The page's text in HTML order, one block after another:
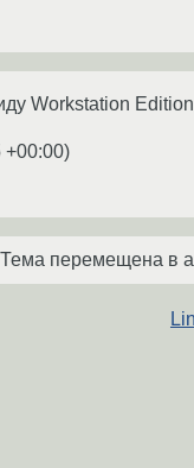
Workstation
+00:00)
перемещена в